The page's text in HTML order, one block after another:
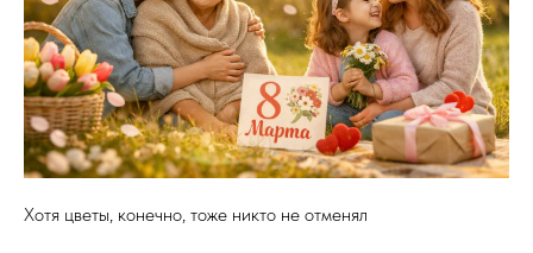
Хотя цветы, конечно, тоже никто не отменял